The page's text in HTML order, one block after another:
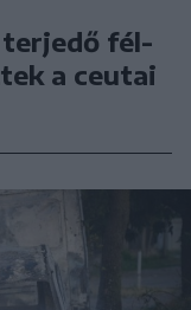
terjedő fél-
a ceutai